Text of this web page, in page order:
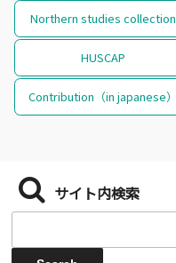
Northern studies collection
HUSCAP
Contribution（in japanese）
サイト内検索